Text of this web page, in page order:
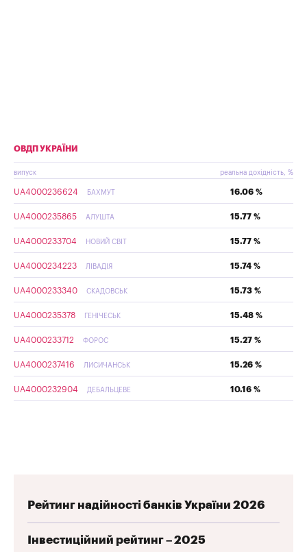
ОВДП УКРАЇНИ
випуск реальна дохідність, %
UA4000236624 БАХМУТ 16.06 %
UA4000235865 АЛУШТА 15.77 %
UA4000233704 НОВИЙ СВІТ 15.77 %
UA4000234223 ЛІВАДІЯ 15.74 %
UA4000233340 СКАДОВСЬК 15.73 %
UA4000235378 ГЕНІЧЕСЬК 15.48 %
UA4000233712 ФОРОС 15.27 %
UA4000237416 ЛИСИЧАНСЬК 15.26 %
UA4000232904 ДЕБАЛЬЦЕВЕ 10.16 %
Рейтинг надійності банків України 2026
Інвестиційний рейтинг – 2025